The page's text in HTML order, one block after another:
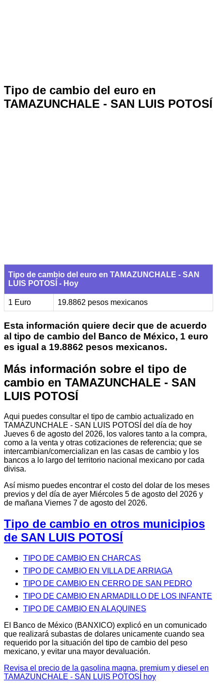
Tipo de cambio del euro en
TAMAZUNCHALE - SAN LUIS POTOSÍ
Tipo de cambio del euro en TAMAZUNCHALE - SAN
LUIS POTOSÍ - Hoy
1 Euro 19.8862 pesos mexicanos
Esta información quiere decir que de acuerdo
al tipo de cambio del Banco de México, 1 euro
es igual a 19.8862 pesos mexicanos.
Más información sobre el tipo de
cambio en TAMAZUNCHALE - SAN
LUIS POTOSÍ
Aqui puedes consultar el tipo de cambio actualizado en
TAMAZUNCHALE - SAN LUIS POTOSÍ del día de hoy
Jueves 6 de agosto del 2026, los valores tanto a la compra,
como a la venta y otras cotizaciones de referencia; que se
intercambian/comercializan en las casas de cambio y los
bancos a lo largo del territorio nacional mexicano por cada
divisa.
Así mismo puedes encontrar el costo del dolar de los meses
previos y del día de ayer Miércoles 5 de agosto del 2026 y
de mañana Viernes 7 de agosto del 2026.
Tipo de cambio en otros municipios
de SAN LUIS POTOSÍ
TIPO DE CAMBIO EN CHARCAS
TIPO DE CAMBIO EN VILLA DE ARRIAGA
TIPO DE CAMBIO EN CERRO DE SAN PEDRO
TIPO DE CAMBIO EN ARMADILLO DE LOS INFANTE
TIPO DE CAMBIO EN ALAQUINES
El Banco de México (BANXICO) explicó en un comunicado
que realizará subastas de dolares unicamente cuando sea
requerido por la situación del tipo de cambio del peso
mexicano, y evitar una mayor devaluación.
Revisa el precio de la gasolina magna, premium y diesel en
TAMAZUNCHALE - SAN LUIS POTOSÍ hoy